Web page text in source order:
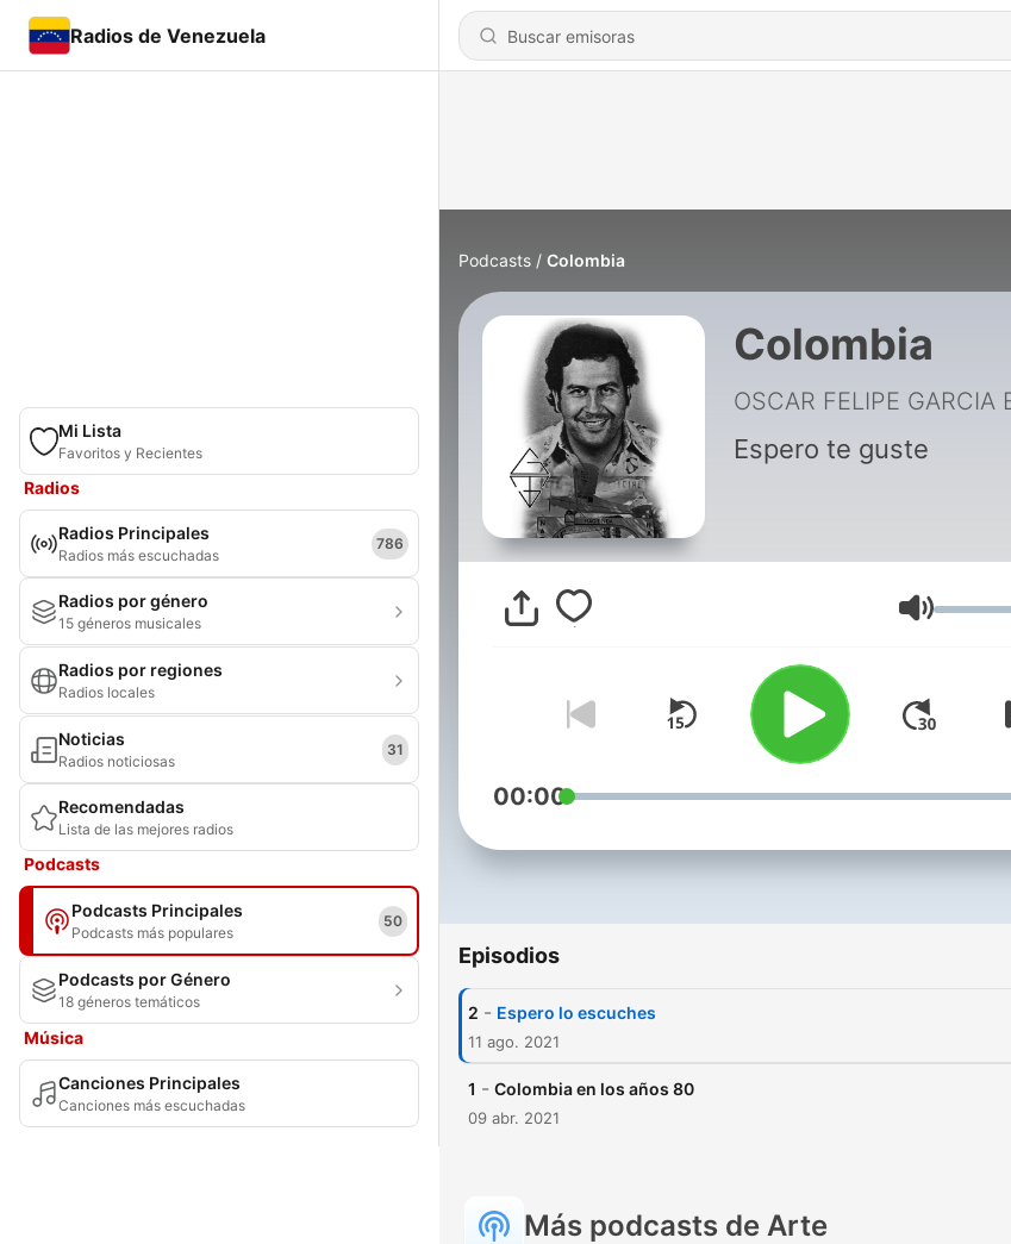
Radios de Venezuela
Mi Lista
Favoritos y Recientes
Radios
Radios Principales
Radios más escuchadas
786
Radios por género
15 géneros musicales
Radios por regiones
Radios locales
Noticias
Radios noticiosas
31
Recomendadas
Lista de las mejores radios
Podcasts
Podcasts Principales
Podcasts más populares
50
Podcasts por Género
18 géneros temáticos
Música
Canciones Principales
Canciones más escuchadas
Podcasts Colombia
Colombia
Espero te guste
Volumen
00:00
Episodios
2 - Espero lo escuches
11 ago. 2021
1 - Colombia en los años 80
09 abr. 2021
Más podcasts de Arte